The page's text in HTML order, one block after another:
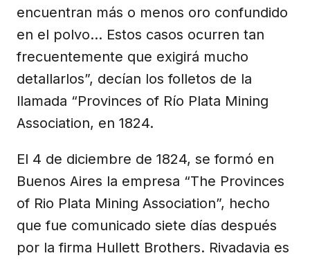
encuentran más o menos oro confundido
en el polvo... Estos casos ocurren tan
frecuentemente que exigirá mucho
detallarlos”, decían los folletos de la
llamada “Provinces of Río Plata Mining
Association, en 1824.
El 4 de diciembre de 1824, se formó en
Buenos Aires la empresa “The Provinces
of Rio Plata Mining Association”, hecho
que fue comunicado siete días después
por la firma Hullett Brothers. Rivadavia es